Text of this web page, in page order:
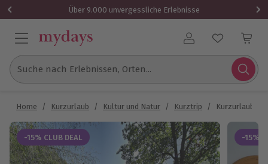
Über 9.000 unvergessliche Erlebnisse
Benutzerkonto
Suche nach Erlebnissen, Orten...
Home / Kurzurlaub / Kultur und Natur / Kurztrip / Kurzurlaub
-15% CLUB DEAL -15%